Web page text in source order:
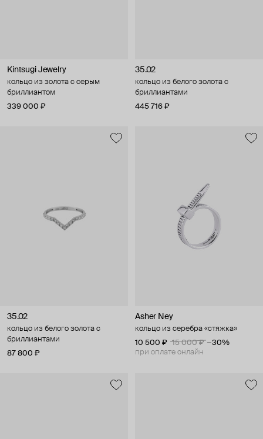
Kintsugi Jewelry
кольцо из золота с серым
бриллиантом
339 000 ₽
35.02
кольцо из белого золота с
бриллиантами
445 716 ₽
35.02
кольцо из белого золота с
бриллиантами
87 800 ₽
Asher Ney
кольцо из серебра «стяжка»
10 500 ₽
15 000 ₽ −30%
при оплате онлайн